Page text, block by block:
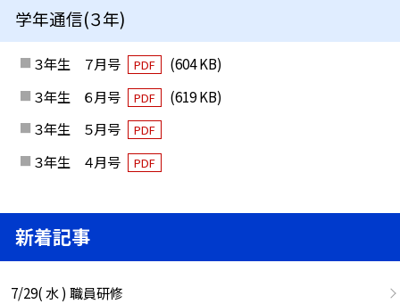
学年通信(３年)
３年生 ７月号 PDF
(604 KB)
３年生 ６月号
PDF
(619 KB)
３年生 ５月号
PDF
３年生 ４月号 PDF
新着記事
7/29( 水 ) 職員研修